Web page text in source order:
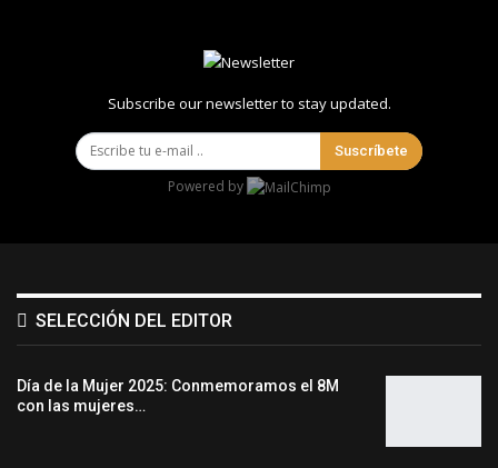
Subscribe our newsletter to stay updated.
Suscríbete
Powered by
SELECCIÓN DEL EDITOR
Día de la Mujer 2025: Conmemoramos el 8M
con las mujeres…